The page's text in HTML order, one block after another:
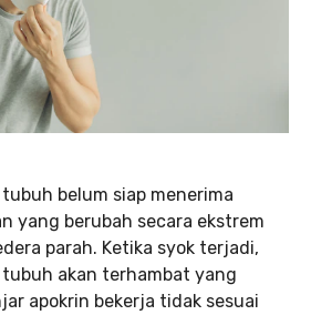
belum siap menerima
yang berubah secara ekstrem
parah. Ketika syok terjadi,
akan terhambat yang
apokrin bekerja tidak sesuai